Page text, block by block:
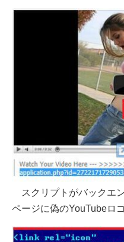
スクリプトがバックエ
ページに偽のYouTubeロ